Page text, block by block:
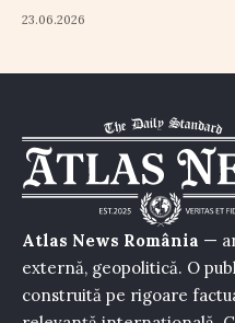
23.06.2026
Atlas News România —
externă, geopolitică. O
construită pe rigoare